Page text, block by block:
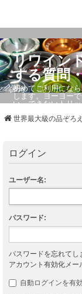
リワイン
する質問
初めてご利用にな
します。ヨーヨー
い。できないトリ
世界最大級の品ぞろ
ログイン
ユーザー名:
パスワード:
パスワードを忘れてし
アカウント有効化メー
自動ログインを有